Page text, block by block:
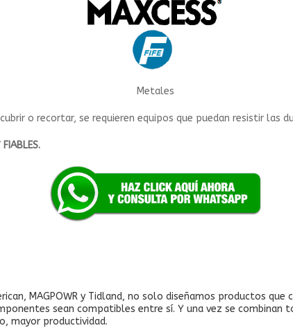
Metales
o recortar, se requieren equipos que puedan resistir las
FIABLES.
MAGPOWR y Tidland, no solo diseñamos productos
sean compatibles entre sí. Y una vez se combinan
mayor productividad.